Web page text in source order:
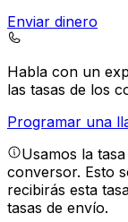
Enviar dinero
Habla con un
las tasas de los
Programar una
Usamos la
conversor. Esto
recibirás esta
tasas de envío.